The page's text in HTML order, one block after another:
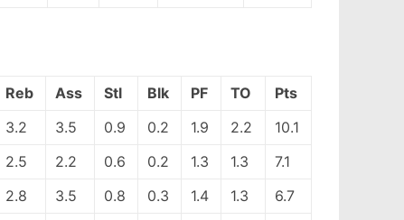
Reb Ass Stl Blk PF TO
Pts
3.2 3.5 0.9 0.2 1.9 2.2
10.1
2.5 2.2 0.6 0.2 1.3 1.3
7.1
2.8 3.5 0.8 0.3 1.4 1.3
6.7